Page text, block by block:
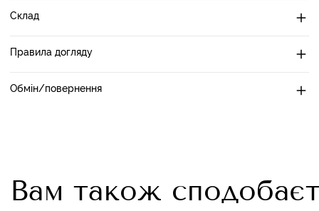
Склад
Правила догляду
Обмін/повернення
Вам також